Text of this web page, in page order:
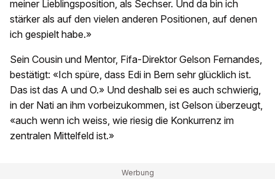
meiner Lieblingsposition, als Sechser. Und da bin ich
stärker als auf den vielen anderen Positionen, auf denen
ich gespielt habe.»
Sein Cousin und Mentor, Fifa-Direktor Gelson Fernandes,
bestätigt: «Ich spüre, dass Edi in Bern sehr glücklich ist.
Das ist das A und O.» Und deshalb sei es auch schwierig,
in der Nati an ihm vorbeizukommen, ist Gelson überzeugt,
«auch wenn ich weiss, wie riesig die Konkurrenz im
zentralen Mittelfeld ist.»